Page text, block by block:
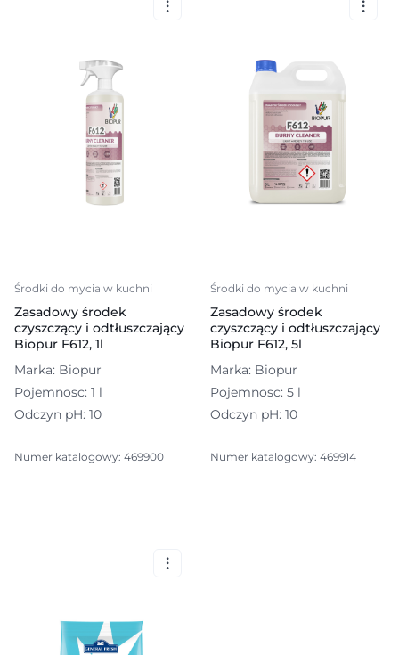
Środki do mycia w kuchni
Zasadowy środek
czyszczący i odtłuszczający
Biopur F612, 1l
Marka: Biopur
Pojemnosc: 1 l
Odczyn pH: 10
Numer katalogowy: 469900
Środki do mycia w kuchni
Zasadowy środek
czyszczący i odtłuszczający
Biopur F612, 5l
Marka: Biopur
Pojemnosc: 5 l
Odczyn pH: 10
Numer katalogowy: 469914